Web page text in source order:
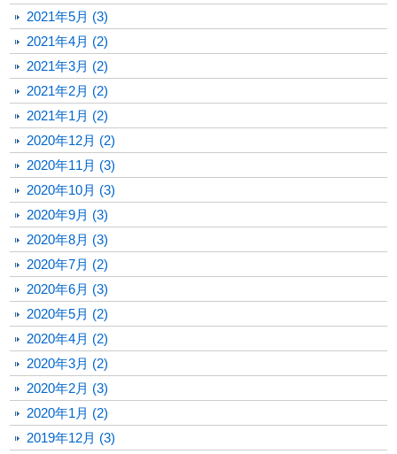
2021年5月 (3)
2021年4月 (2)
2021年3月 (2)
2021年2月 (2)
2021年1月 (2)
2020年12月 (2)
2020年11月 (3)
2020年10月 (3)
2020年9月 (3)
2020年8月 (3)
2020年7月 (2)
2020年6月 (3)
2020年5月 (2)
2020年4月 (2)
2020年3月 (2)
2020年2月 (3)
2020年1月 (2)
2019年12月 (3)